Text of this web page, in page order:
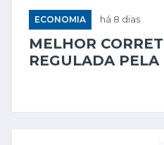
ECONOMIA há 8 dias
MELHOR
REGULADA